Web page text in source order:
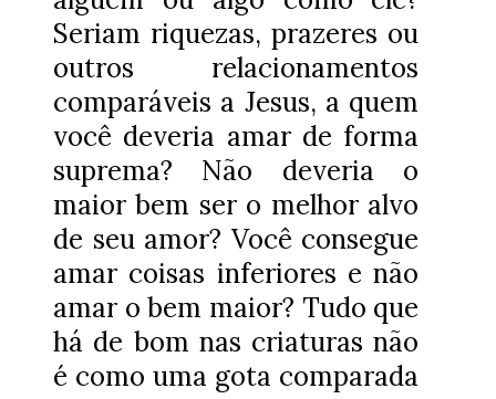
Seriam riquezas, prazeres ou
outros relacionamentos
comparáveis a Jesus, a quem
você deveria amar de forma
suprema? Não deveria o
maior bem ser o melhor alvo
de seu amor? Você consegue
amar coisas inferiores e não
amar o bem maior? Tudo que
há de bom nas criaturas não
é como uma gota comparada